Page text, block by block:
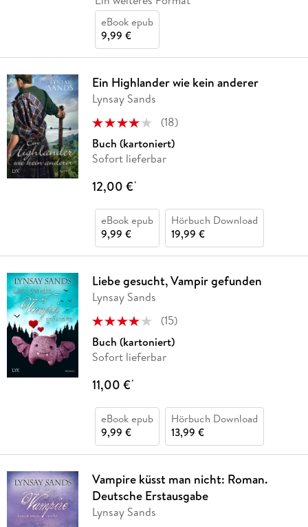
eBook epub
9,99 €
Ein Highlander wie kein anderer
Lynsay Sands
(18)
Buch (kartoniert)
Sofort lieferbar
12,00 €*
eBook epub
9,99 €
Hörbuch Download
19,99 €
Liebe gesucht, Vampir gefunden
Lynsay Sands
(15)
Buch (kartoniert)
Sofort lieferbar
11,00 €*
eBook epub
9,99 €
Hörbuch Download
13,99 €
Vampire küsst man nicht: Roman.
Deutsche Erstausgabe
Lynsay Sands